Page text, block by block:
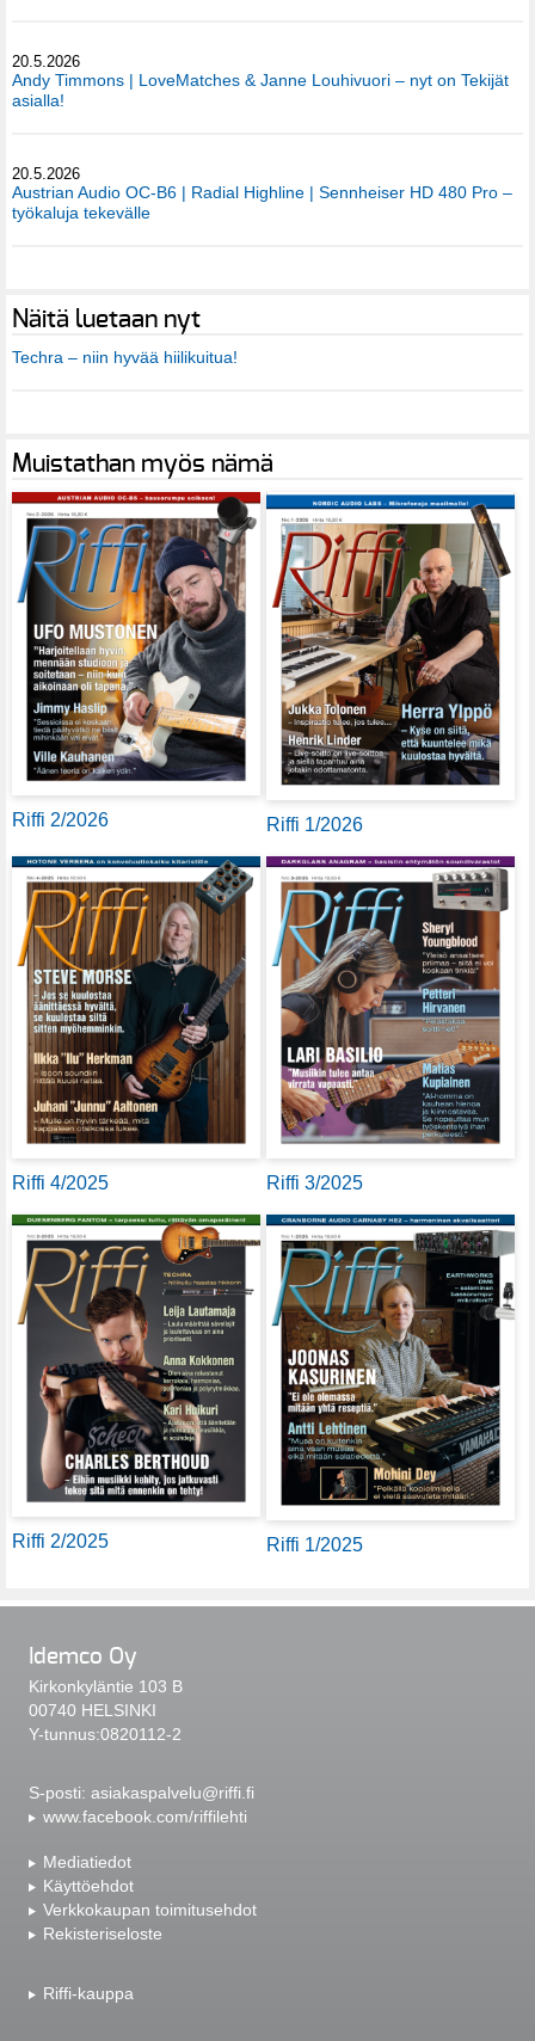
20.5.2026
Andy Timmons | LoveMatches & Janne Louhivuori – nyt on Tekijät
asialla!
20.5.2026
Austrian Audio OC-B6 | Radial Highline | Sennheiser HD 480 Pro –
työkaluja tekevälle
Näitä luetaan nyt
Techra – niin hyvää hiilikuitua!
Muistathan myös nämä
Riffi 2/2026 Riffi 1/2026
Riffi 4/2025 Riffi 3/2025
Riffi 2/2025 Riffi 1/2025
Idemco Oy
Kirkonkyläntie 103 B
00740 HELSINKI
Y-tunnus:0820112-2
S-posti: asiakaspalvelu@riffi.fi
www.facebook.com/riffilehti
Mediatiedot
Käyttöehdot
Verkkokaupan toimitusehdot
Rekisteriseloste
Riffi-kauppa